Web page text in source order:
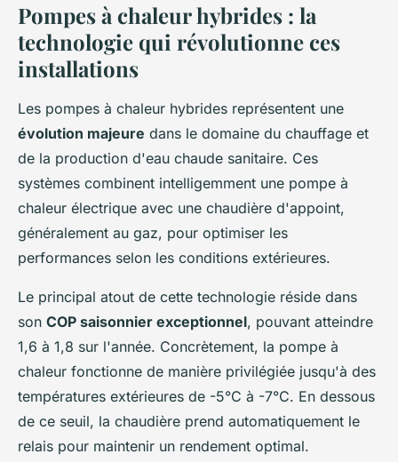
Pompes à chaleur hybrides : la
technologie qui révolutionne ces
installations
Les pompes à chaleur hybrides représentent une
évolution majeure dans le domaine du chauffage et
de la production d'eau chaude sanitaire. Ces
systèmes combinent intelligemment une pompe à
chaleur électrique avec une chaudière d'appoint,
généralement au gaz, pour optimiser les
performances selon les conditions extérieures.
Le principal atout de cette technologie réside dans
son COP saisonnier exceptionnel, pouvant atteindre
1,6 à 1,8 sur l'année. Concrètement, la pompe à
chaleur fonctionne de manière privilégiée jusqu'à des
températures extérieures de -5°C à -7°C. En dessous
de ce seuil, la chaudière prend automatiquement le
relais pour maintenir un rendement optimal.